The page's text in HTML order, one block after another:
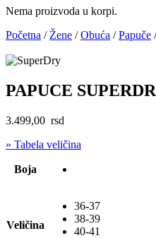
Nema proizvoda u korpi.
Početna / Žene /Obuća /Papuče
PAPUCE
3.499,00 rsd
» Tabela veličina
Boja
Veličina
36-37
38-39
40-41